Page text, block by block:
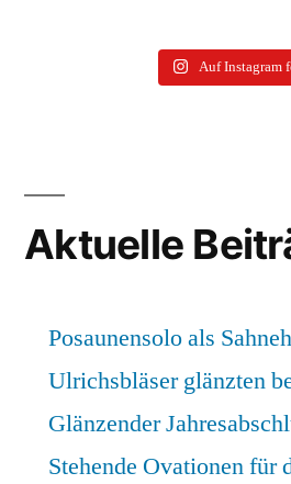
Auf Instagram
Aktuelle
Posaunensolo als
Ulrichsbläser glänzten
Glänzender
Stehende Ovationen für